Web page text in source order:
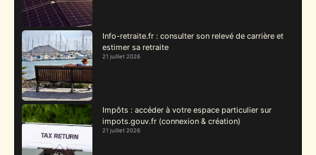
Info-retraite.fr : consulter son relevé de carrière et
estimer sa retraite
21 juillet 2026
Impôts : accéder à votre espace particulier sur
impots.gouv.fr (connexion & création)
21 juillet 2026